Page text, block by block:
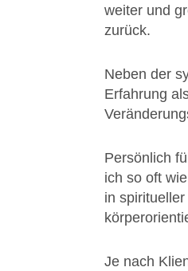
weiter und
zurück.
Neben der
Erfahrung
Persönlich
ich so oft
in
Je nach